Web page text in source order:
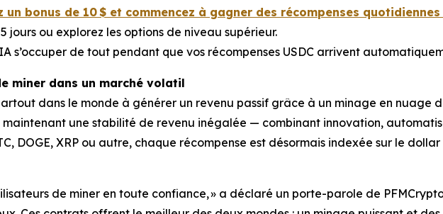
un bonus de 10 $ et commencez à gagner des récompenses quotidiennes
jours ou explorez les options de niveau supérieur.
s’occuper de tout pendant que vos récompenses USDC arrivent
miner dans un marché volatil
dans le monde à générer un revenu passif grâce à un minage en nuage
maintenant une stabilité de revenu inégalée — combinant innovation,
DOGE, XRP ou autre, chaque récompense est désormais indexée sur le
de miner en toute confiance, » a déclaré un porte-parole de